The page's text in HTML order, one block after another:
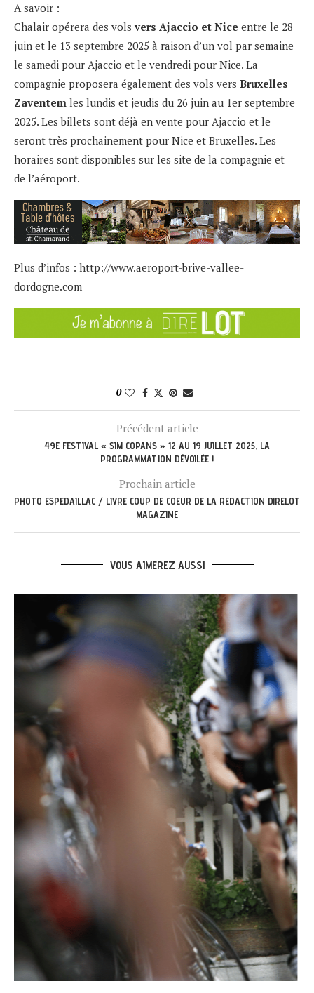
A savoir :
Chalair opérera des vols vers Ajaccio et Nice entre le 28
juin et le 13 septembre 2025 à raison d’un vol par semaine
le samedi pour Ajaccio et le vendredi pour Nice. La
compagnie proposera également des vols vers Bruxelles
Zaventem les lundis et jeudis du 26 juin au 1er septembre
2025. Les billets sont déjà en vente pour Ajaccio et le
seront très prochainement pour Nice et Bruxelles. Les
horaires sont disponibles sur les site de la compagnie et
de l’aéroport.
Plus d’infos : http://www.aeroport-brive-vallee-
dordogne.com
0
Précédent article
49E FESTIVAL « SIM COPANS » 12 AU 19 JUILLET 2025, LA
PROGRAMMATION DÉVOILÉE !
Prochain article
PHOTO ESPEDAILLAC / LIVRE COUP DE COEUR DE LA REDACTION DIRELOT
MAGAZINE
VOUS AIMEREZ AUSSI